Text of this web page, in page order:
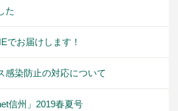
た
でお届けします！
感染防止の対応について
信州」2019春夏号